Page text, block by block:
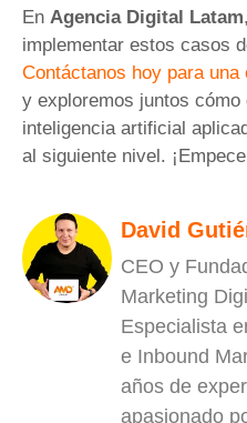
En Agencia Digital Latam
implementar estos casos
Contáctanos hoy para
y exploremos juntos
inteligencia artificial
al siguiente nivel.
David
CEO y
Marketing
Especialista
e Inbound
años de
apasionado